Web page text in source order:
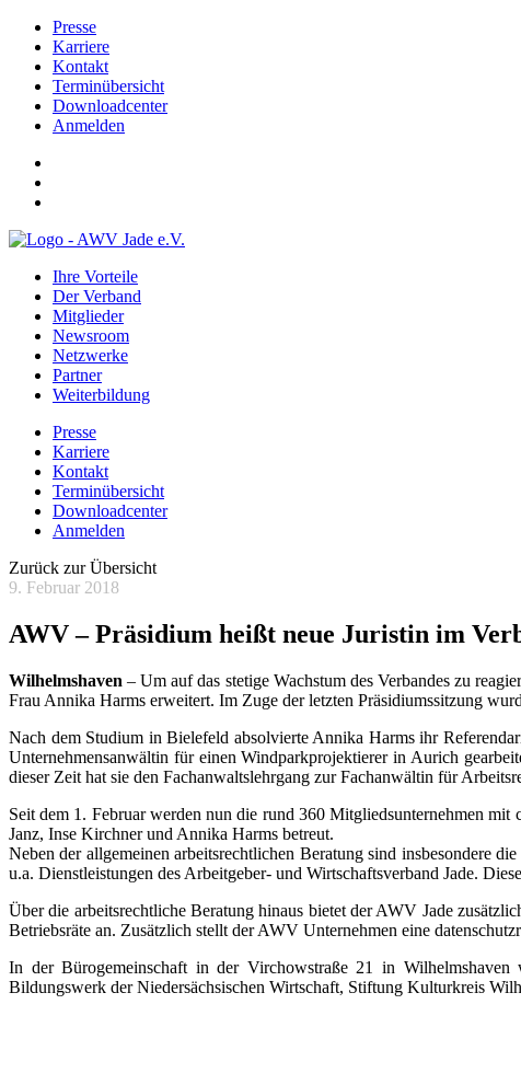
Presse
Karriere
Kontakt
Terminübersicht
Downloadcenter
Anmelden
Ihre Vorteile
Der Verband
Mitglieder
Newsroom
Netzwerke
Partner
Weiterbildung
Presse
Karriere
Kontakt
Terminübersicht
Downloadcenter
Anmelden
Zurück zur Übersicht
9. Februar 2018
AWV – Präsidium heißt neue Juristin im
Wilhelmshaven – Um auf das stetige Wachstum des Verbandes zu
Frau Annika Harms erweitert. Im Zuge der letzten Präsidiumssitzung
Nach dem Studium in Bielefeld absolvierte Annika Harms ihr
Unternehmensanwältin für einen Windparkprojektierer in Aurich
dieser Zeit hat sie den Fachanwaltslehrgang zur Fachanwältin für
Seit dem 1. Februar werden nun die rund 360 Mitgliedsunternehmen
Janz, Inse Kirchner und Annika Harms betreut.
Neben der allgemeinen arbeitsrechtlichen Beratung sind insbesondere
u.a. Dienstleistungen des Arbeitgeber- und Wirtschaftsverband Jade.
Über die arbeitsrechtliche Beratung hinaus bietet der AWV Jade
Betriebsräte an. Zusätzlich stellt der AWV Unternehmen eine
In der Bürogemeinschaft in der Virchowstraße 21 in
Bildungswerk der Niedersächsischen Wirtschaft, Stiftung Kulturkreis